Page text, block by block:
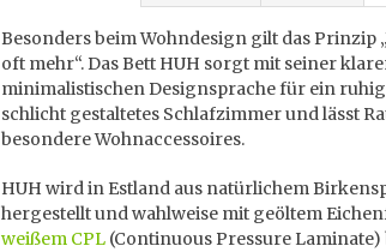
Besonders beim Wohndesign gilt das Prinzip
oft mehr“. Das Bett HUH sorgt mit seiner
minimalistischen Designsprache für ein
schlicht gestaltetes Schlafzimmer und lässt
besondere Wohnaccessoires.
HUH wird in Estland aus natürlichem
hergestellt und wahlweise mit geöltem
weißem CPL (Continuous Pressure Laminate)